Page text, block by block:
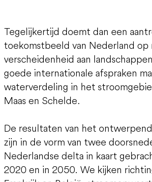
Tegelijkertijd doemt dan een
toekomstbeeld van Nederland
verscheidenheid aan
goede internationale afspraken
waterverdeling in het
Maas en Schelde.
De resultaten van het
zijn in de vorm van twee
Nederlandse delta in kaart
2020 en in 2050. We kijken